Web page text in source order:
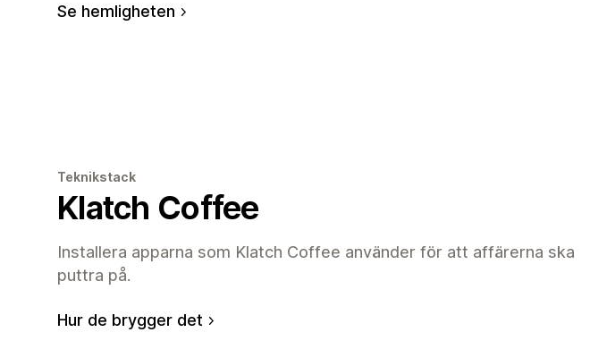
Se hemligheten
Teknikstack
Klatch Coffee
Installera apparna som Klatch Coffee använder för att affärerna ska
puttra på.
Hur de brygger det